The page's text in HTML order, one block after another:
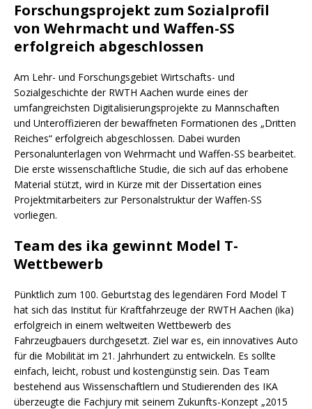
Forschungsprojekt zum Sozialprofil
von Wehrmacht und Waffen-SS
erfolgreich abgeschlossen
Am Lehr- und Forschungsgebiet Wirtschafts- und
Sozialgeschichte der RWTH Aachen wurde eines der
umfangreichsten Digitalisierungsprojekte zu Mannschaften
und Unteroffizieren der bewaffneten Formationen des „Dritten
Reiches“ erfolgreich abgeschlossen. Dabei wurden
Personalunterlagen von Wehrmacht und Waffen-SS bearbeitet.
Die erste wissenschaftliche Studie, die sich auf das erhobene
Material stützt, wird in Kürze mit der Dissertation eines
Projektmitarbeiters zur Personalstruktur der Waffen-SS
vorliegen.
Team des ika gewinnt Model T-
Wettbewerb
Pünktlich zum 100. Geburtstag des legendären Ford Model T
hat sich das Institut für Kraftfahrzeuge der RWTH Aachen (ika)
erfolgreich in einem weltweiten Wettbewerb des
Fahrzeugbauers durchgesetzt. Ziel war es, ein innovatives Auto
für die Mobilität im 21. Jahrhundert zu entwickeln. Es sollte
einfach, leicht, robust und kostengünstig sein. Das Team
bestehend aus Wissenschaftlern und Studierenden des IKA
überzeugte die Fachjury mit seinem Zukunfts-Konzept „2015